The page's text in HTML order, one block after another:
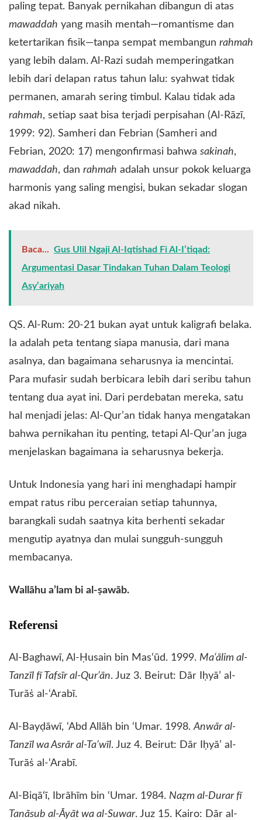
paling tepat. Banyak pernikahan dibangun di atas
mawaddah yang masih mentah—romantisme dan
ketertarikan fisik—tanpa sempat membangun rahmah
yang lebih dalam. Al-Razi sudah memperingatkan
lebih dari delapan ratus tahun lalu: syahwat tidak
permanen, amarah sering timbul. Kalau tidak ada
rahmah, setiap saat bisa terjadi perpisahan (Al-Rāzī,
1999: 92). Samheri dan Febrian (Samheri and
Febrian, 2020: 17) mengonfirmasi bahwa sakinah,
mawaddah, dan rahmah adalah unsur pokok keluarga
harmonis yang saling mengisi, bukan sekadar slogan
akad nikah.
Baca... Gus Ulil Ngaji Al-Iqtishad Fi Al-I’tiqad:
Argumentasi Dasar Tindakan Tuhan Dalam Teologi
Asy’ariyah
​QS. Al-Rum: 20-21 bukan ayat untuk kaligrafi belaka.
Ia adalah peta tentang siapa manusia, dari mana
asalnya, dan bagaimana seharusnya ia mencintai.
Para mufasir sudah berbicara lebih dari seribu tahun
tentang dua ayat ini. Dari perdebatan mereka, satu
hal menjadi jelas: Al-Qur’an tidak hanya mengatakan
bahwa pernikahan itu penting, tetapi Al-Qur’an juga
menjelaskan bagaimana ia seharusnya bekerja.
​Untuk Indonesia yang hari ini menghadapi hampir
empat ratus ribu perceraian setiap tahunnya,
barangkali sudah saatnya kita berhenti sekadar
mengutip ayatnya dan mulai sungguh-sungguh
membacanya.
Wallāhu a’lam bi al-ṣawāb.
​Referensi
​Al-Baghawī, Al-Ḥusain bin Mas‘ūd. 1999. Ma‘ālim al-
Tanzīl fī Tafsīr al-Qur’ān. Juz 3. Beirut: Dār Iḥyā’ al-
Turāṡ al-‘Arabī.
​Al-Bayḍāwī, ‘Abd Allāh bin ‘Umar. 1998. Anwār al-
Tanzīl wa Asrār al-Ta’wīl. Juz 4. Beirut: Dār Iḥyā’ al-
Turāṡ al-‘Arabī.
​Al-Biqā‘ī, Ibrāhīm bin ‘Umar. 1984. Naẓm al-Durar fī
Tanāsub al-Āyāt wa al-Suwar. Juz 15. Kairo: Dār al-